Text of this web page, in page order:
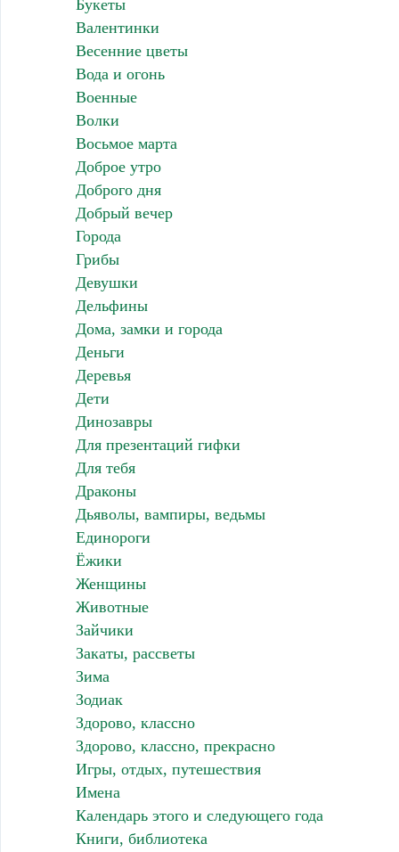
Букеты
Валентинки
Весенние цветы
Вода и огонь
Военные
Волки
Восьмое марта
Доброе утро
Доброго дня
Добрый вечер
Города
Грибы
Девушки
Дельфины
Дома, замки и города
Деньги
Деревья
Дети
Динозавры
Для презентаций гифки
Для тебя
Драконы
Дьяволы, вампиры, ведьмы
Единороги
Ёжики
Женщины
Животные
Зайчики
Закаты, рассветы
Зима
Зодиак
Здорово, классно
Здорово, классно, прекрасно
Игры, отдых, путешествия
Имена
Календарь этого и следующего года
Книги, библиотека